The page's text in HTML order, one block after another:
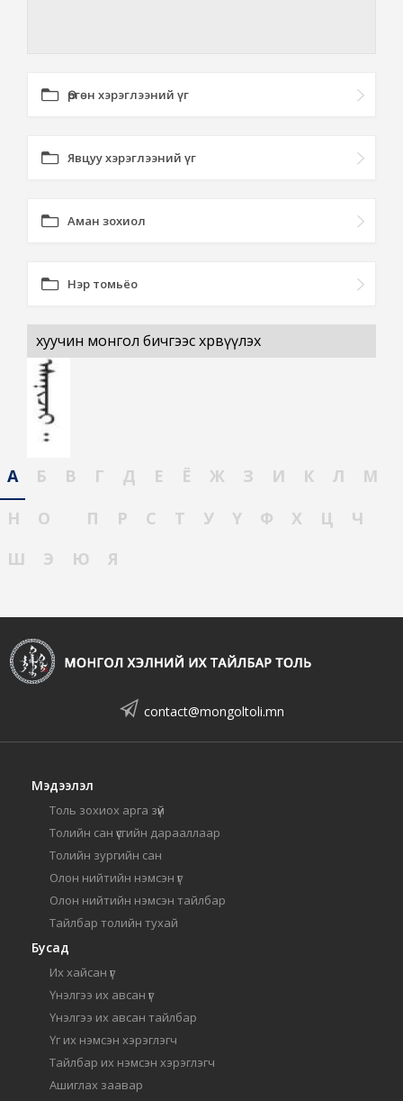
Өргөн хэрэглээний үг
Явцуу хэрэглээний үг
Аман зохиол
Нэр томьёо
хуучин монгол бичгээс хөрвүүлэх
А Б В Г Д Е Ё Ж З И К Л
М
Н
О П Р С Т У Ү Ф Х Ц
Ч
Ш
Э Ю Я
contact@mongoltoli.mn
Мэдээлэл
Толь зохиох арга зүй
Толийн сан үсгийн дарааллаар
Толийн зургийн сан
Олон нийтийн нэмсэн үг
Олон нийтийн нэмсэн тайлбар
Тайлбар толийн тухай
Бусад
Их хайсан үг
Үнэлгээ их авсан үг
Үнэлгээ их авсан тайлбар
Үг их нэмсэн хэрэглэгч
Тайлбар их нэмсэн хэрэглэгч
Ашиглах заавар